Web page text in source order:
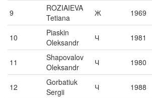
9
ROZIAIEVA
Tetiana
Ж 1969
10
Piaskin
Oleksandr
Ч 1981
11
Shapovalov
Oleksandr
Ч 1980
12
Gorbatiuk
Sergii
Ч 1988